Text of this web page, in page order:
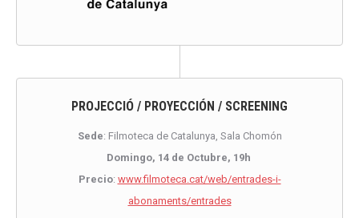
PROJECCIÓ / PROYECCIÓN / SCREENING
Sede: Filmoteca de Catalunya, Sala Chomón
Domingo, 14 de Octubre, 19h
Precio: www.filmoteca.cat/web/entrades-i-
abonaments/entrades